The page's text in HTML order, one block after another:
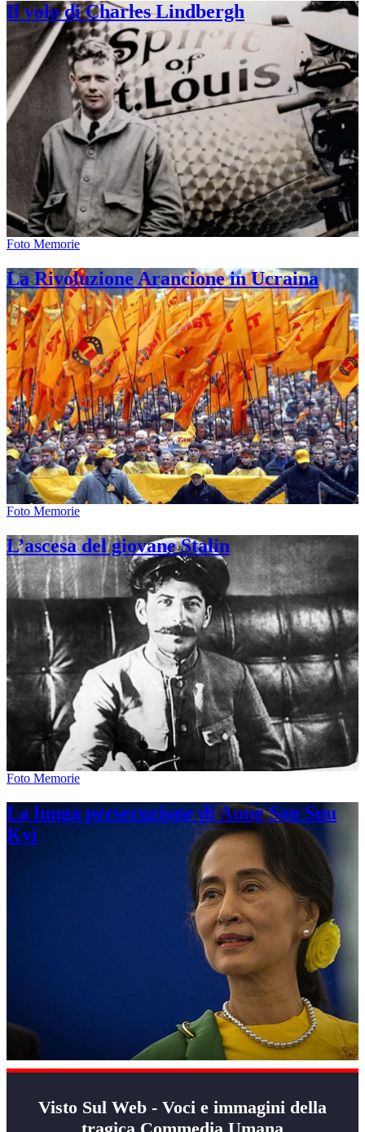
Il volo di Charles Lindbergh
Foto Memorie
La Rivoluzione Arancione in Ucraina
Foto Memorie
L’ascesa del giovane Stalin
Foto Memorie
La lunga persecuzione di Aung San Suu
Kyi
Visto Sul Web - Voci e immagini della